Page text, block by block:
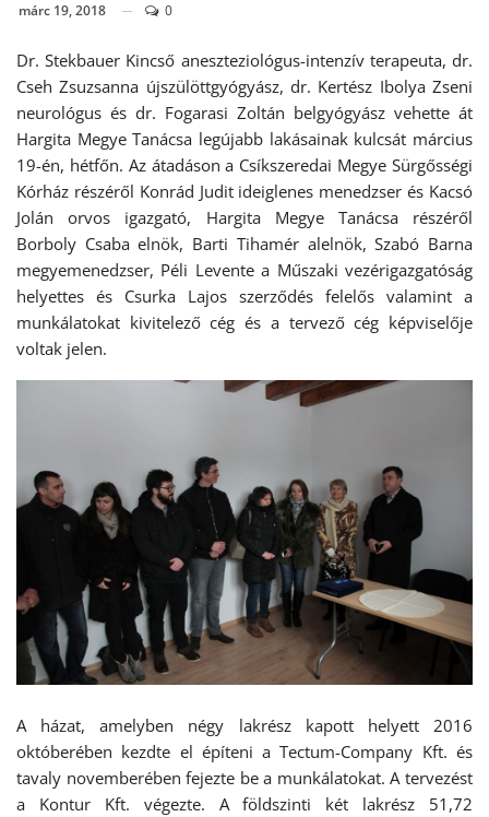
márc 19, 2018 0
Dr. Stekbauer Kincső aneszteziológus-intenzív terapeuta, dr.
Cseh Zsuzsanna újszülöttgyógyász, dr. Kertész Ibolya Zseni
neurológus és dr. Fogarasi Zoltán belgyógyász vehette át
Hargita Megye Tanácsa legújabb lakásainak kulcsát március
19-én, hétfőn. Az átadáson a Csíkszeredai Megye Sürgősségi
Kórház részéről Konrád Judit ideiglenes menedzser és Kacsó
Jolán orvos igazgató, Hargita Megye Tanácsa részéről
Borboly Csaba elnök, Barti Tihamér alelnök, Szabó Barna
megyemenedzser, Péli Levente a Műszaki vezérigazgatóság
helyettes és Csurka Lajos szerződés felelős valamint a
munkálatokat kivitelező cég és a tervező cég képviselője
voltak jelen.
A házat, amelyben négy lakrész kapott helyett 2016
októberében kezdte el építeni a Tectum-Company Kft. és
tavaly novemberében fejezte be a munkálatokat. A tervezést
a Kontur Kft. végezte. A földszinti két lakrész 51,72